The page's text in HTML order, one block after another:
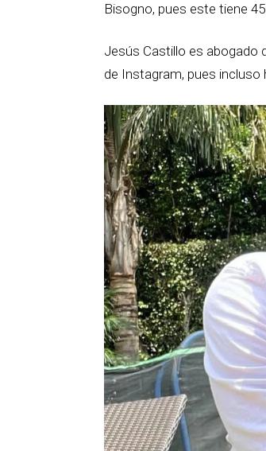
Bisogno, pues este tiene
Jesús Castillo es abogado
de Instagram, pues